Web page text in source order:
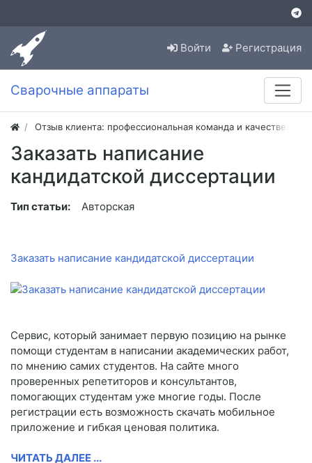
Войти Регистрация
Сварочные аппараты
Отзыв клиента: профессиональная команда и
Заказать написание
кандидатской диссертации
Тип статьи: Авторская
Заказать написание кандидатской диссертации
Сервис, который занимает первую позицию на рынке
помощи студентам в написании академических работ,
по мнению самих студентов. На сайте много
проверенных репетиторов и консультантов,
помогающих студентам уже многие годы. После
регистрации есть возможность скачать мобильное
приложение и гибкая ценовая политика.
ЧИТАТЬ ДАЛЕЕ ...